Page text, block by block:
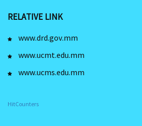
RELATIVE LINK
www.drd.gov.mm
www.ucmt.edu.mm
www.ucms.edu.mm
HitCounters